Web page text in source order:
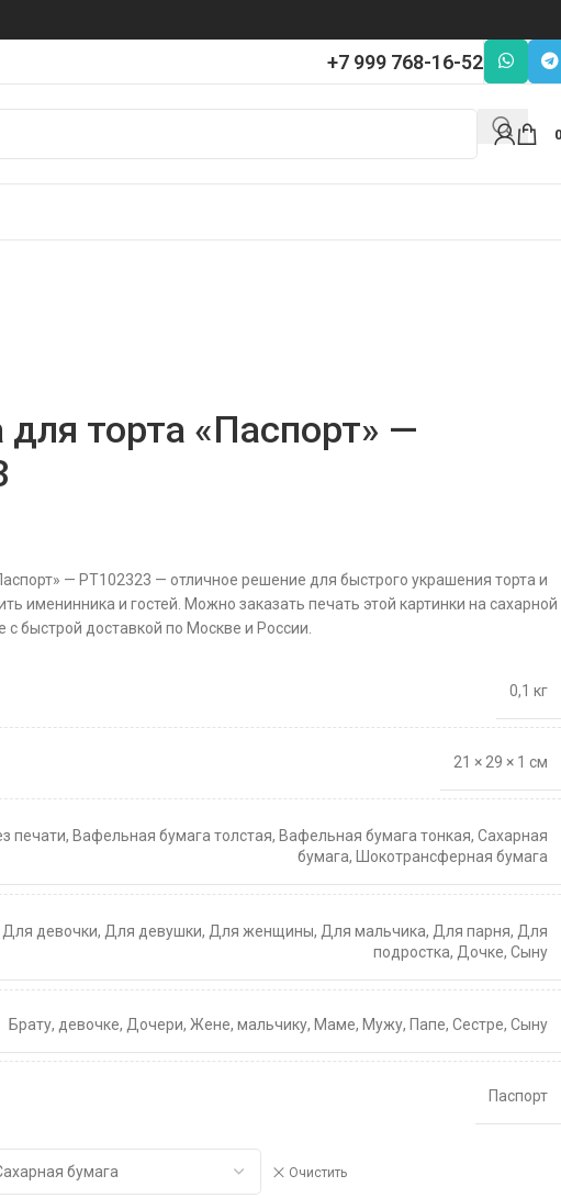
+7 999 768-16-52
0
для торта «Паспорт» —
— PT102323 — отличное решение для быстрого украшения торта и
именинника и гостей. Можно заказать печать этой картинки на сахарной
быстрой доставкой по Москве и России.
0,1 кг
21 × 29 × 1 см
печати, Вафельная бумага толстая, Вафельная бумага тонкая, Сахарная
бумага, Шокотрансферная бумага
Для девочки, Для девушки, Для женщины, Для мальчика, Для парня, Для
подростка, Дочке, Сыну
Брату, девочке, Дочери, Жене, мальчику, Маме, Мужу, Папе, Сестре, Сыну
Паспорт
Очистить